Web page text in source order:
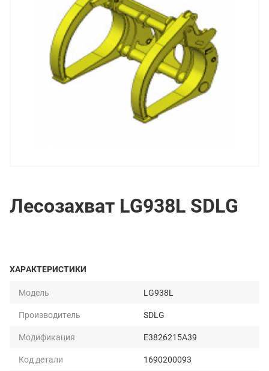
Лесозахват LG938L SDLG
ХАРАКТЕРИСТИКИ
Модель
LG938L
Производитель
SDLG
Модификация
E3826215A39
Код детали
1690200093